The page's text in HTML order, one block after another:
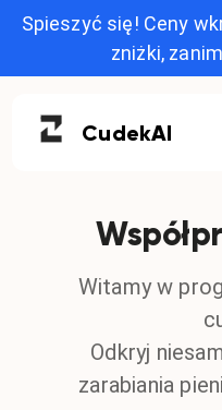
Spieszyć się! Ceny
zniżki,
CudekAI
Witamy w
Odkryj
zarabiania